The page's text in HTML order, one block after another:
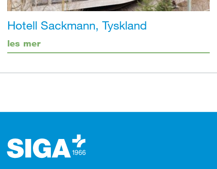
Hotell Sackmann, Tyskland
les mer